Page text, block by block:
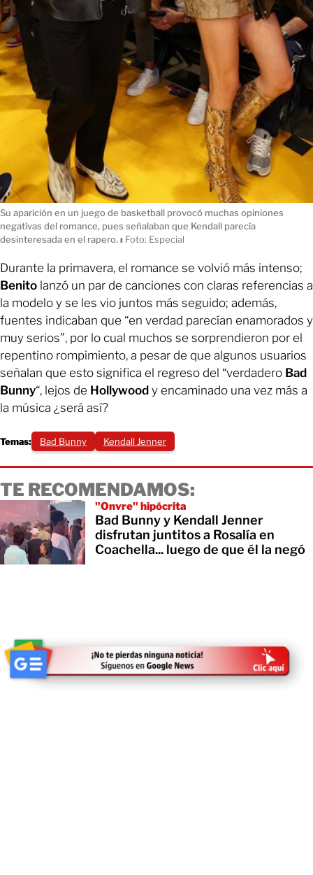
Su aparición en un juego de basketball provocó muchas opiniones
negativas del romance, pues señalaban que Kendall parecía
desinteresada en el rapero. ı Foto: Especial
Durante la primavera, el romance se volvió más intenso;
Benito lanzó un par de canciones con claras referencias a
la modelo y se les vio juntos más seguido; además,
fuentes indicaban que “en verdad parecían enamorados y
muy serios”, por lo cual muchos se sorprendieron por el
repentino rompimiento, a pesar de que algunos usuarios
señalan que esto significa el regreso del “verdadero Bad
Bunny“, lejos de Hollywood y encaminado una vez más a
la música ¿será así?
Temas: Bad Bunny Kendall Jenner
TE RECOMENDAMOS:
"Onvre" hipócrita
Bad Bunny y Kendall Jenner
disfrutan juntitos a Rosalía en
Coachella... luego de que él la negó